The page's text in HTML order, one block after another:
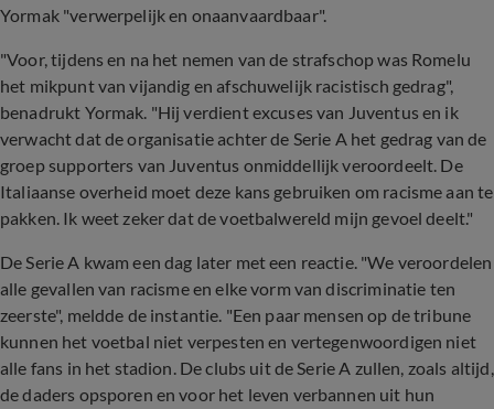
Yormak "verwerpelijk en onaanvaardbaar".
"Voor, tijdens en na het nemen van de strafschop was Romelu
het mikpunt van vijandig en afschuwelijk racistisch gedrag",
benadrukt Yormak. "Hij verdient excuses van Juventus en ik
verwacht dat de organisatie achter de Serie A het gedrag van de
groep supporters van Juventus onmiddellijk veroordeelt. De
Italiaanse overheid moet deze kans gebruiken om racisme aan te
pakken. Ik weet zeker dat de voetbalwereld mijn gevoel deelt."
De Serie A kwam een dag later met een reactie. "We veroordelen
alle gevallen van racisme en elke vorm van discriminatie ten
zeerste", meldde de instantie. "Een paar mensen op de tribune
kunnen het voetbal niet verpesten en vertegenwoordigen niet
alle fans in het stadion. De clubs uit de Serie A zullen, zoals altijd,
de daders opsporen en voor het leven verbannen uit hun